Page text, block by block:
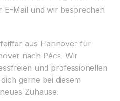
E-Mail und wir besprechen
aus Hannover für
nach Pécs. Wir
und professionellen
gerne bei diesem
Zuhause.